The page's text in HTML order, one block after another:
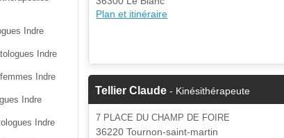
Indre
Indre
Indre
Indre
Indre
Plan et itinéraire
Tellier Claude - Kinésithérapeute
7 PLACE DU CHAMP DE FOIRE
36220 Tournon-saint-martin